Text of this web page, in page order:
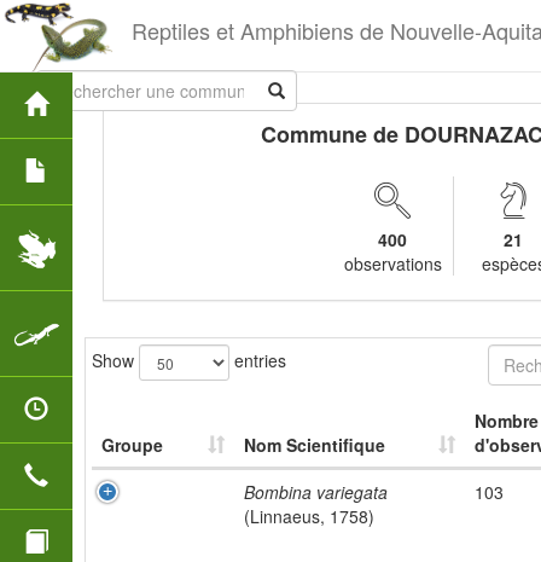
Reptiles et Amphibiens de Nouvelle-
Commune de
400
observations
21
Show entries
Groupe Nom Scientifique
Nombre
Bombina variegata
(Linnaeus, 1758)
103